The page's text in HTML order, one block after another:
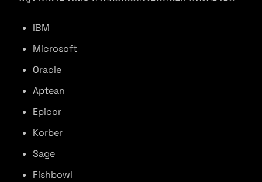
IBM
Microsoft
Oracle
Aptean
Epicor
Korber
Sage
Fishbowl